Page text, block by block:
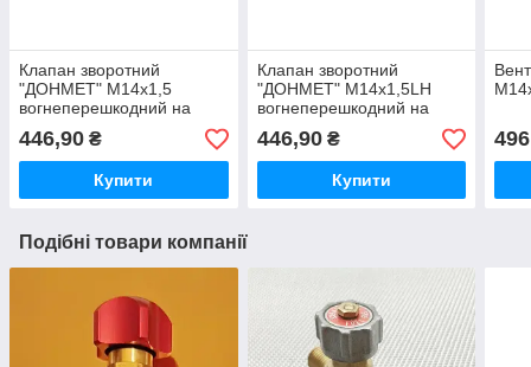
Клапан зворотний
"ДОНМЕТ" М14х1,5
вогнеперешкодний на
різак/пальник
446,90 ₴
Купити
Клапан зворотний
"ДОНМЕТ" М14х1,5LH
вогнеперешкодний на
різак/пальник
446,90₴
Купити
Подібні товари компанії